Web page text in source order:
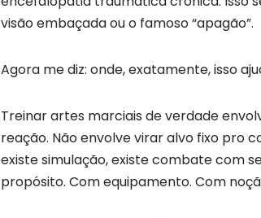
visão embaçada ou o famoso “apagão”.
Agora me diz: onde, exatamente, isso
Treinar artes marciais de verdade
reação. Não envolve virar alvo fixo pro
existe simulação, existe combate com
propósito. Com equipamento. Com